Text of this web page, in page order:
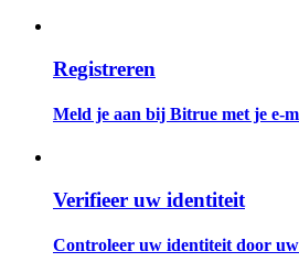
Registreren
Meld je aan bij Bitrue met je e-
Verifieer uw identiteit
Controleer uw identiteit door uw